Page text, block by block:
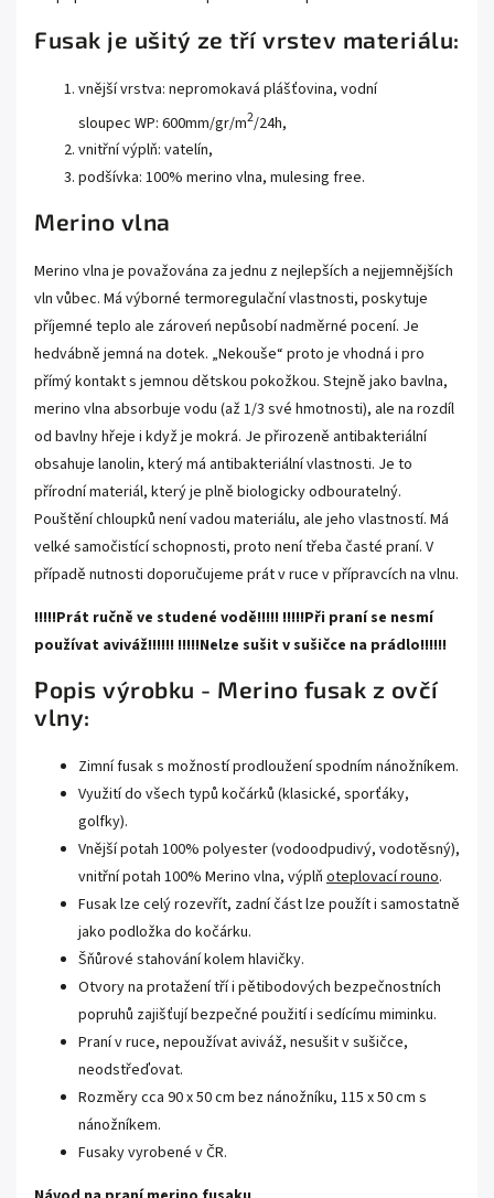
Fusak je ušitý ze tří vrstev materiálu:
vnější vrstva: nepromokavá plášťovina, vodní
sloupec WP: 600mm/gr/m2/24h,
vnitřní výplň: vatelín,
podšívka: 100% merino vlna, mulesing free.
Merino vlna
Merino vlna je považována za jednu z nejlepších a nejjemnějších
vln vůbec. Má výborné termoregulační vlastnosti, poskytuje
příjemné teplo ale zároveń nepůsobí nadměrné pocení. Je
hedvábně jemná na dotek. „Nekouše“ proto je vhodná i pro
přímý kontakt s jemnou dětskou pokožkou. Stejně jako bavlna,
merino vlna absorbuje vodu (až 1/3 své hmotnosti), ale na rozdíl
od bavlny hřeje i když je mokrá. Je přirozeně antibakteriální
obsahuje lanolin, který má antibakteriální vlastnosti. Je to
přírodní materiál, který je plně biologicky odbouratelný.
Pouštění chloupků není vadou materiálu, ale jeho vlastností. Má
velké samočistící schopnosti, proto není třeba časté praní. V
případě nutnosti doporučujeme prát v ruce v přípravcích na vlnu.
!!!!!Prát ručně ve studené vodě!!!!! !!!!!Při praní se nesmí
používat aviváž!!!!!! !!!!!Nelze sušit v sušičce na prádlo!!!!!!
Popis výrobku - Merino fusak z ovčí
vlny:
Zimní fusak s možností prodloužení spodním nánožníkem.
Využití do všech typů kočárků (klasické, sporťáky,
golfky).
Vnější potah 100% polyester (vodoodpudivý, vodotěsný),
vnitřní potah 100% Merino vlna, výplň oteplovací rouno.
Fusak lze celý rozevřít, zadní část lze použít i samostatně
jako podložka do kočárku.
Šňůrové stahování kolem hlavičky.
Otvory na protažení tří i pětibodových bezpečnostních
popruhů zajišťují bezpečné použití i sedícímu miminku.
Praní v ruce, nepoužívat aviváž, nesušit v sušičce,
neodstřeďovat.
Rozměry cca 90 x 50 cm bez nánožníku, 115 x 50 cm s
nánožníkem.
Fusaky vyrobené v ČR.